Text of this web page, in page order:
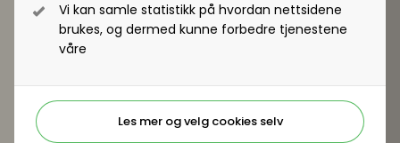
Vi kan samle statistikk på hvordan nettsidene
brukes, og dermed kunne forbedre tjenestene
våre
Les mer og velg cookies selv
Nettside
https://www.unit.no